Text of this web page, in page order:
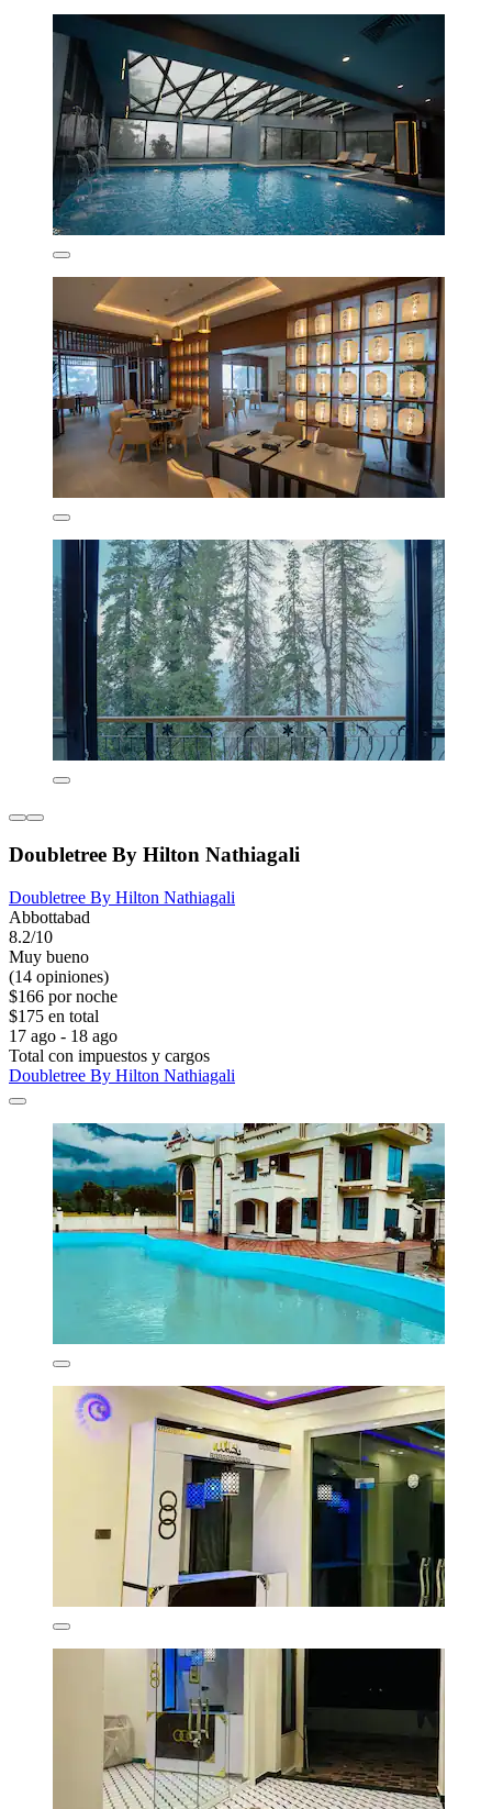
Doubletree By Hilton Nathiagali
Doubletree By Hilton Nathiagali
Abbottabad
8.2/10
Muy bueno
(14 opiniones)
$166 por noche
$175 en total
17 ago - 18 ago
Total con impuestos y cargos
Doubletree By Hilton Nathiagali